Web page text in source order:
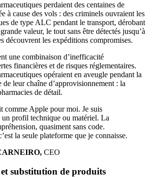
perdaient des centaines de
à cause des vols : des criminels ouvraient les
de type ALC pendant le transport, dérobant
valeur, le tout sans être détectés jusqu’à
découvrent les expéditions compromises.
une combinaison d’inefficacité
financières et de risques réglementaires.
opéraient en aveugle pendant la
de leur chaîne d’approvisionnement : la
de détail.
comme Apple pour moi. Je suis
un profil technique ou matériel. La
quasiment sans code.
la seule plateforme que je connaisse.
CEO
et substitution de produits